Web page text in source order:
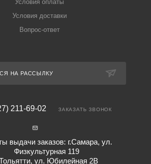
Условия оплаты
Условия доставки
Вопрос-ответ
НА РАССЫЛКУ
211-69-02 ЗАКАЗАТЬ ЗВОНОК
выдачи заказов: г.Самара, ул.
Физкультурная 119
ул. Юбилейная 2В